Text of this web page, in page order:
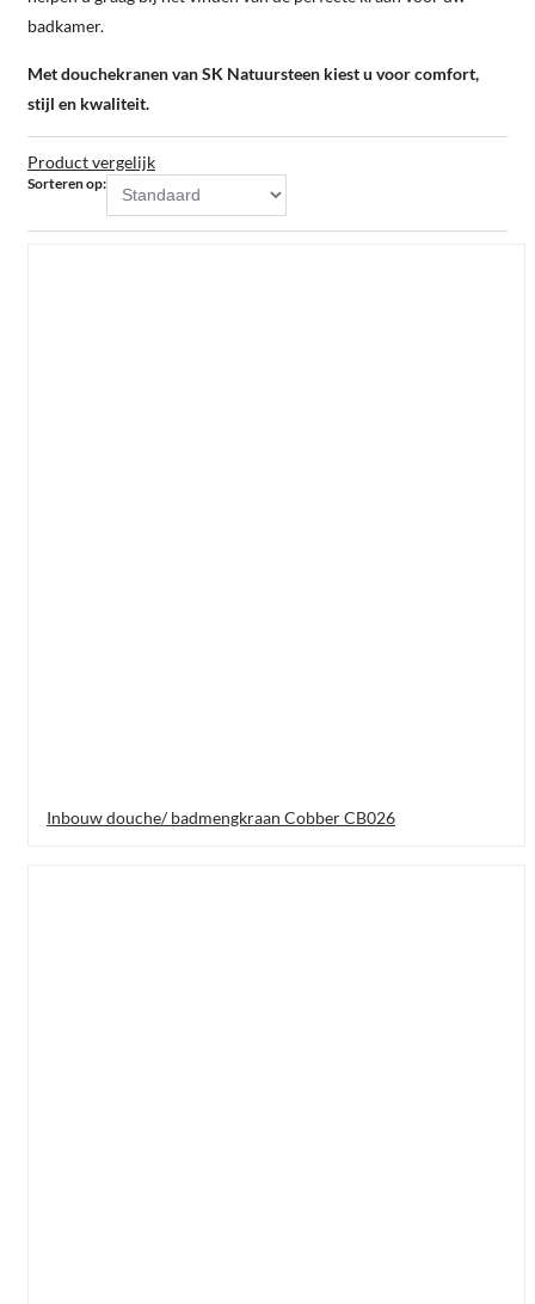
badkamer.
Met douchekranen van SK Natuursteen kiest u voor comfort,
stijl en kwaliteit.
Product vergelijk
Sorteren op:
Inbouw douche/ badmengkraan Cobber CB026